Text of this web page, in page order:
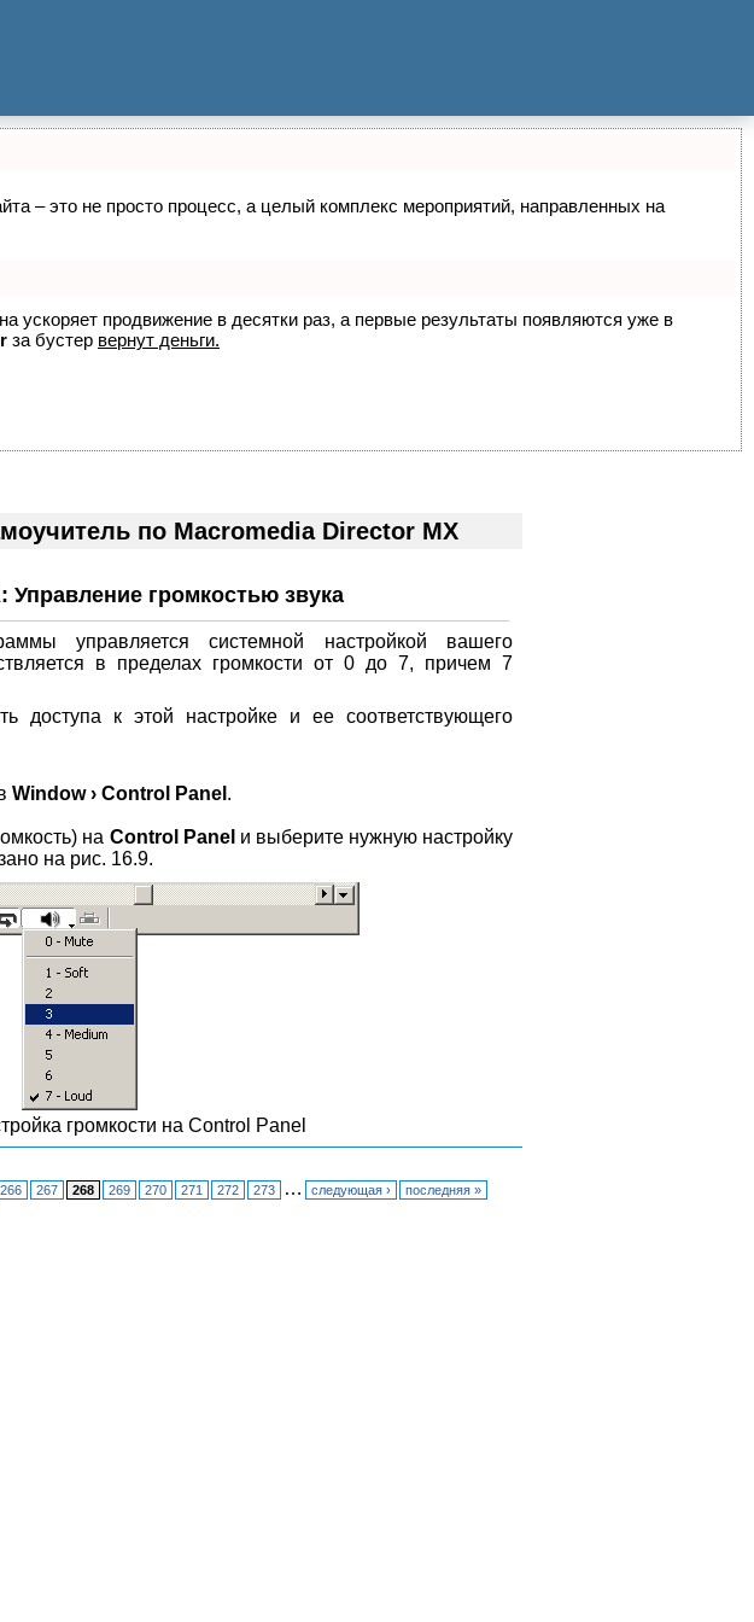
– это не просто процесс, а целый комплекс мероприятий, направленных на
ускоряет продвижение в десятки раз, а первые результаты появляются уже в
за бустер вернут деньги.
по Macromedia Director MX
Управление громкостью звука
управляется системной настройкой вашего
в пределах громкости от 0 до 7, причем 7
доступа к этой настройке и ее соответствующего
Window › Control Panel .
на Control Panel и выберите нужную настройку
на рис. 16.9.
громкости на Control Panel
266 267 268 269 270 271 272 273 … следующая › последняя »